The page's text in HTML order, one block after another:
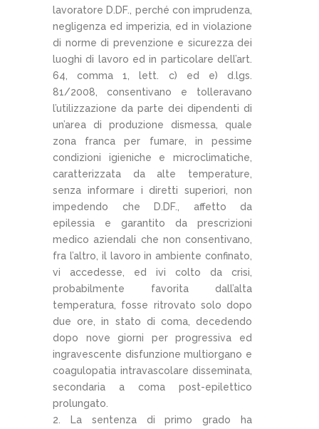
lavoratore D.DF., perché con imprudenza,
negligenza ed imperizia, ed in violazione
di norme di prevenzione e sicurezza dei
luoghi di lavoro ed in particolare dell’art.
64, comma 1, lett. c) ed e) d.lgs.
81/2008, consentivano e tolleravano
l’utilizzazione da parte dei dipendenti di
un’area di produzione dismessa, quale
zona franca per fumare, in pessime
condizioni igieniche e microclimatiche,
caratterizzata da alte temperature,
senza informare i diretti superiori, non
impedendo che D.DF., affetto da
epilessia e garantito da prescrizioni
medico aziendali che non consentivano,
fra l’altro, il lavoro in ambiente confinato,
vi accedesse, ed ivi colto da crisi,
probabilmente favorita dall’alta
temperatura, fosse ritrovato solo dopo
due ore, in stato di coma, decedendo
dopo nove giorni per progressiva ed
ingravescente disfunzione multiorgano e
coagulopatia intravascolare disseminata,
secondaria a coma post-epilettico
prolungato.
2. La sentenza di primo grado ha